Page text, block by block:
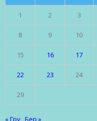
1 2 3
8 9 10
15 16 17
22 23 24
29
« Гру Бер »